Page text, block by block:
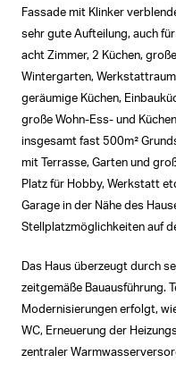
Fassade mit Klinker
sehr gute Aufteilung, auch
acht Zimmer, 2 Küchen,
Wintergarten,
geräumige Küchen,
große Wohn-Ess- und
insgesamt fast 500m²
mit Terrasse, Garten und
Platz für Hobby, Werkstatt
Garage in der Nähe des
Stellplatzmöglichkeiten auf
Das Haus überzeugt durch
zeitgemäße Bauausführung.
Modernisierungen erfolgt,
WC, Erneuerung der
zentraler